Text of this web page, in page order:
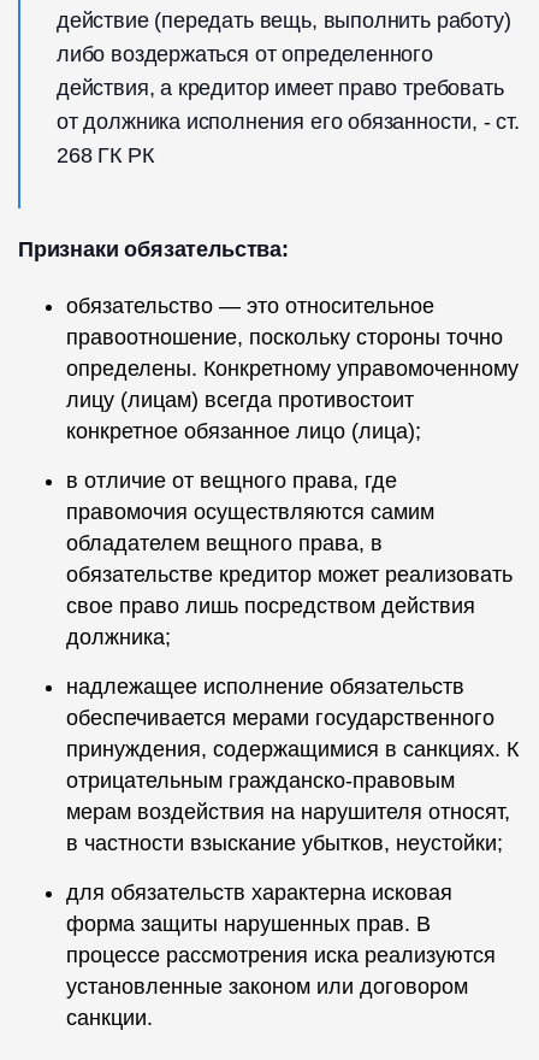
действие (передать вещь, выполнить работу)
либо воздержаться от определенного
действия, а кредитор имеет право требовать
от должника исполнения его обязанности, - ст.
268 ГК РК
Признаки обязательства:
обязательство — это относительное
правоотношение, поскольку стороны точно
определены. Конкретному управомоченному
лицу (лицам) всегда противостоит
конкретное обязанное лицо (лица);
в отличие от вещного права, где
правомочия осуществляются самим
обладателем вещного права, в
обязательстве кредитор может реализовать
свое право лишь посредством действия
должника;
надлежащее исполнение обязательств
обеспечивается мерами государственного
принуждения, содержащимися в санкциях. К
отрицательным гражданско-правовым
мерам воздействия на нарушителя относят,
в частности взыскание убытков, неустойки;
для обязательств характерна исковая
форма защиты нарушенных прав. В
процессе рассмотрения иска реализуются
установленные законом или договором
санкции.